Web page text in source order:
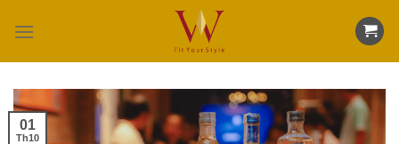
01
Th10